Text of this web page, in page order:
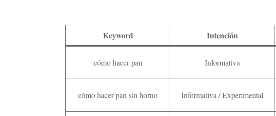
Keyword Intención
cómo hacer pan Informativa
cómo hacer pan sin horno Informativa / Experimental